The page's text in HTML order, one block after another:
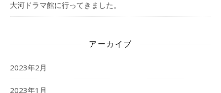
大河ドラマ館に行ってきました。
アーカイブ
2023年2月
2023年1月